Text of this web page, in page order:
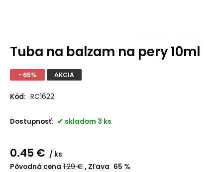
Tuba na balzam na pery 10ml
- 65% AKCIA
Kód: RC1622
Dostupnosť: skladom 3 ks
0.45 €
ks
Pôvodná cena 1.29€ Zľava 65 %